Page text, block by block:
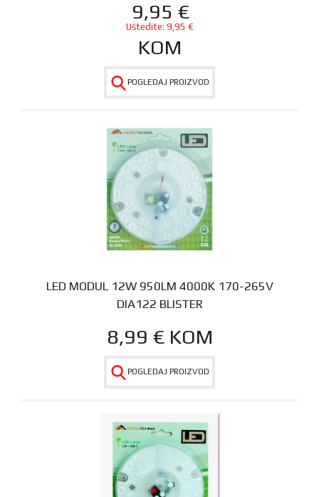
9,95 €
Uštedite: 9,95 €
KOM
POGLEDAJ PROIZVOD
LED MODUL 12W 950LM 4000K 170-265V
DIA122 BLISTER
8,99 € KOM
POGLEDAJ PROIZVOD